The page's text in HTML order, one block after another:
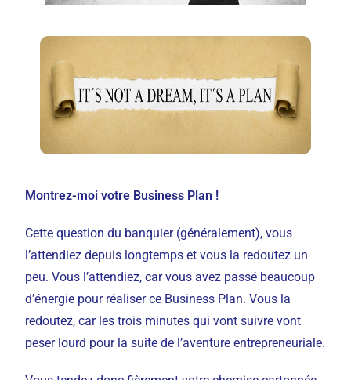
Montrez-moi votre Business Plan !
Cette question du banquier (généralement), vous
l’attendiez depuis longtemps et vous la redoutez un
peu. Vous l’attendiez, car vous avez passé beaucoup
d’énergie pour réaliser ce Business Plan. Vous la
redoutez, car les trois minutes qui vont suivre vont
peser lourd pour la suite de l’aventure entrepreneuriale.